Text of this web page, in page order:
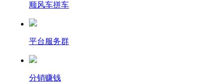
顺风车拼车
平台服务群
分销赚钱